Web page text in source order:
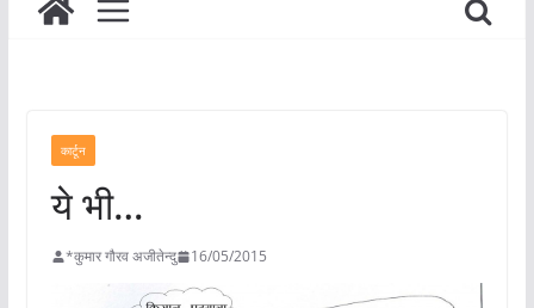
कार्टून
ये भी…
*कुमार गौरव अजीतेन्दु 16/05/2015